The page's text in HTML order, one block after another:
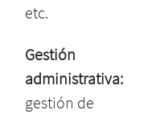
etc.
Gestión
administrativa:
gestión de